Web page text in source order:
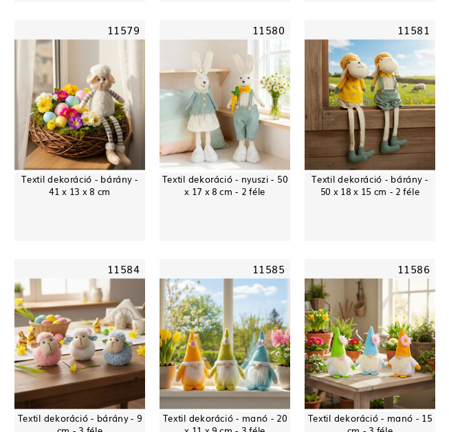
11579
Textil dekoráció - bárány -
41 x 13 x 8 cm
11580
Textil dekoráció - nyuszi - 50
x 17 x 8 cm - 2 féle
11581
Textil dekoráció - bárány -
50 x 18 x 15 cm - 2 féle
11584
Textil dekoráció - bárány - 9
11585
Textil dekoráció - manó - 20
11586
Textil dekoráció - manó - 15